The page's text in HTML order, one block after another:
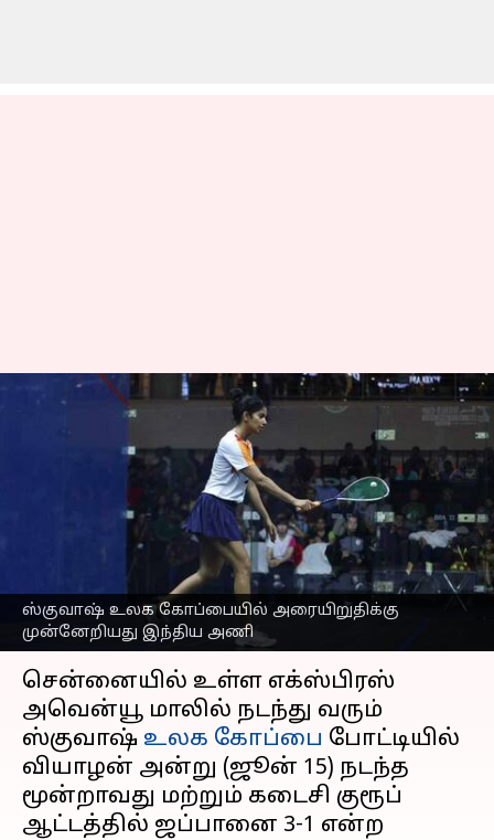
ஸ்குவாஷ் உலக கோப்பையில் அரையிறுதிக்கு
முன்னேறியது இந்திய அணி
ஸ்குவாஷ் உலக
கோப்பையில்
அரையிறுதிக்கு
முன்னேறியது இந்திய
Sekar Chinnappan Jun 16, 2023 07:21 pm
செய்தி முன்னோட்டம்
சென்னையில் உள்ள எக்ஸ்பிரஸ்
அவென்யூ மாலில் நடந்து வரும்
ஸ்குவாஷ் உலக கோப்பை போட்டியில்
வியாழன் அன்று (ஜூன் 15) நடந்த
மூன்றாவது மற்றும் கடைசி குரூப்
ஆட்டத்தில் ஜப்பானை 3-1 என்ற